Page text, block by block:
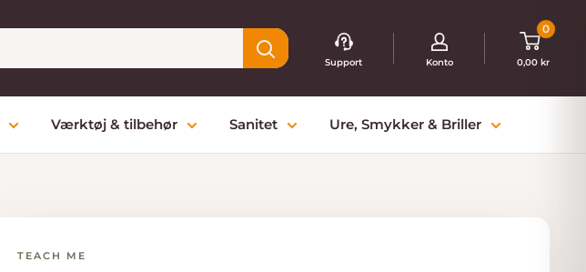
Support Konto
0
0,00 kr
Værktøj & tilbehør Sanitet Ure, Smykker & Briller
TEACH ME